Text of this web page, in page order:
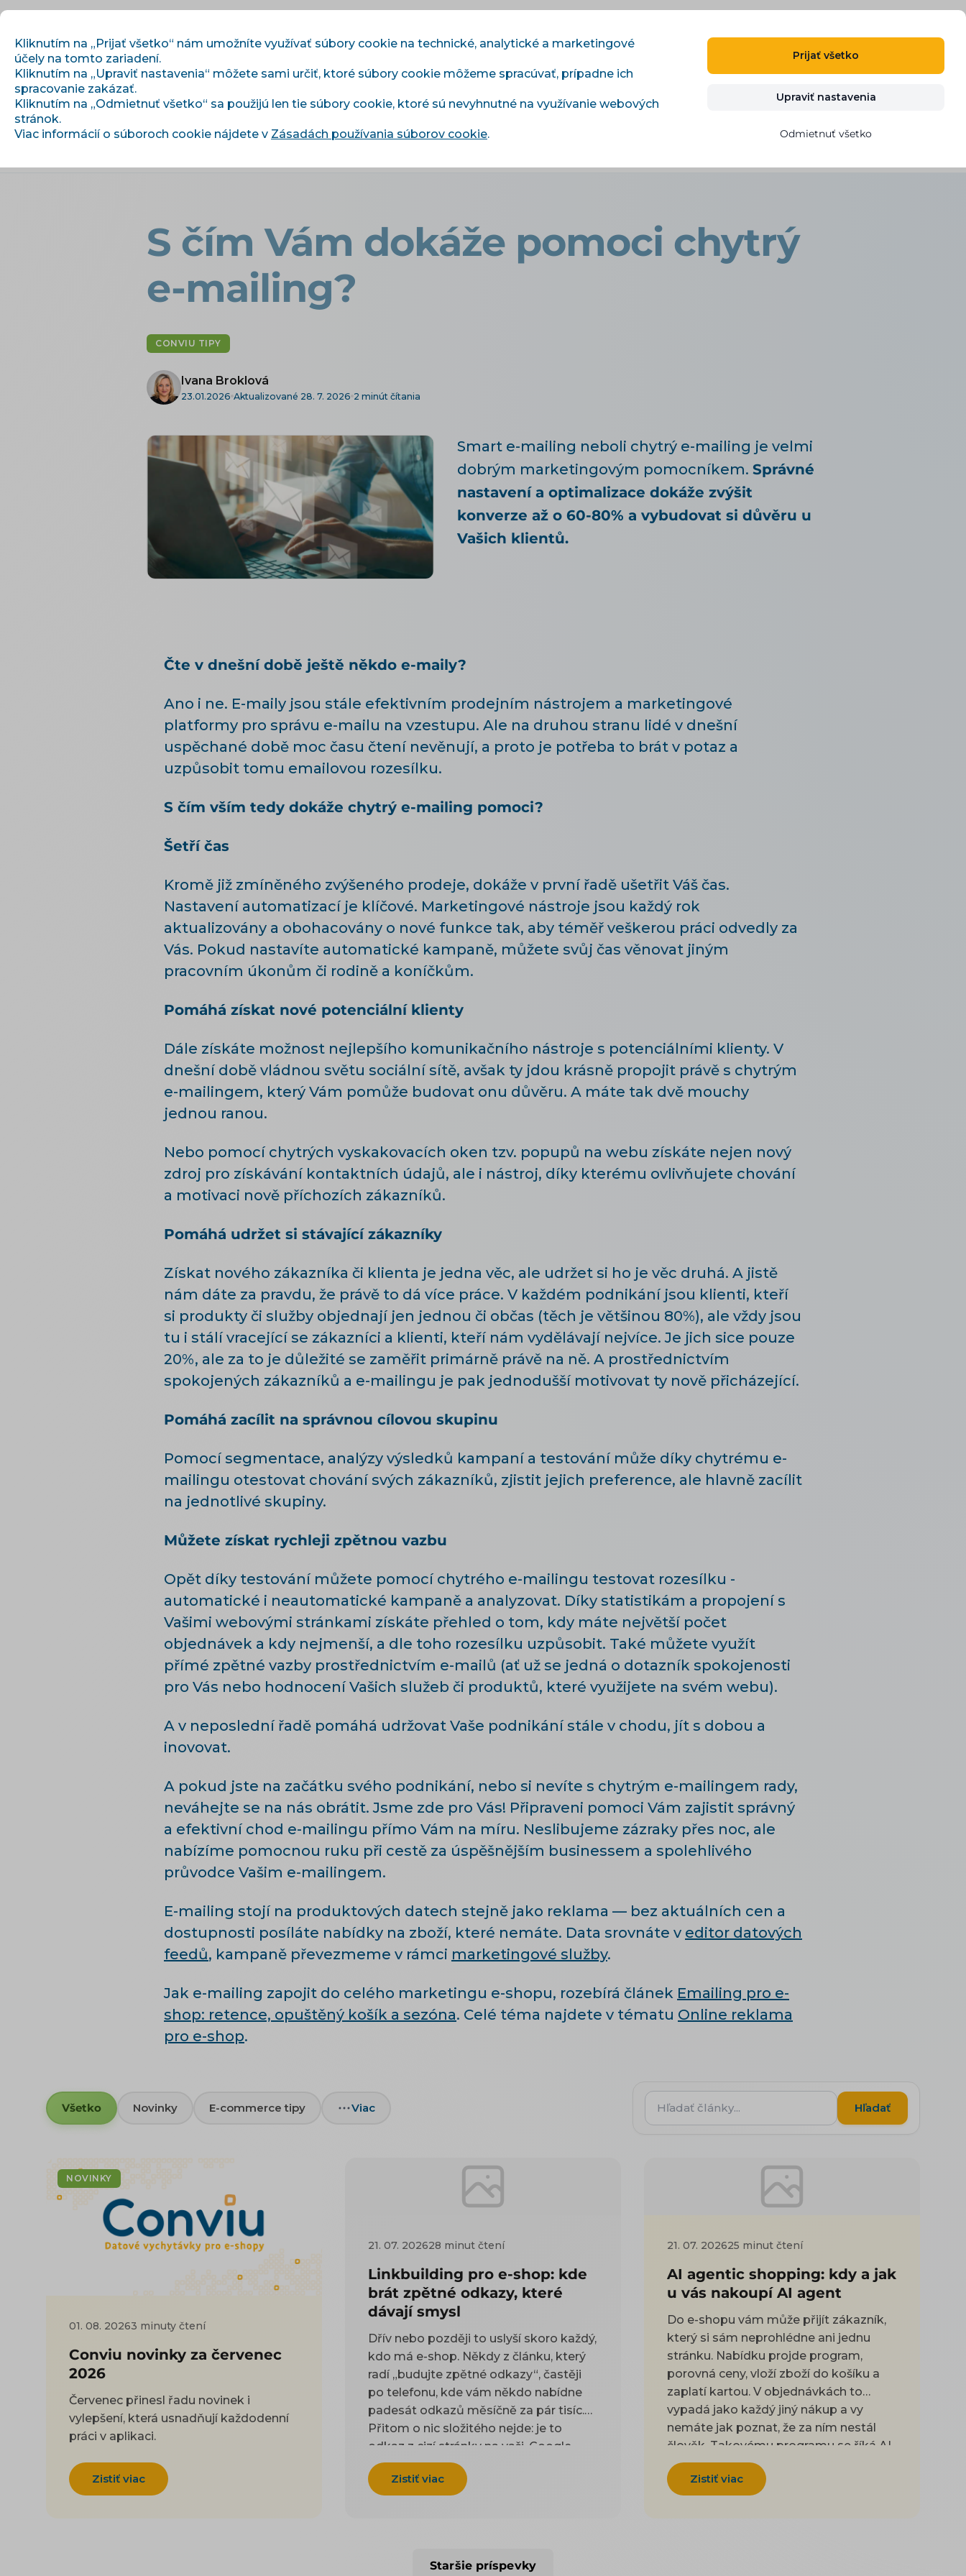
VYSKÚŠAŤ ZDARMA
S čím Vám dokáže pomoci chytrý
e-mailing?
CONVIU TIPY
Ivana Broklová
23.01.2026 Aktualizované 28. 7. 2026 2 minút čítania
Smart e-mailing neboli chytrý e-mailing je velmi
dobrým marketingovým pomocníkem. Správné
nastavení a optimalizace dokáže zvýšit
konverze až o 60-80% a vybudovat si důvěru u
Vašich klientů.
Čte v dnešní době ještě někdo e-maily?
Ano i ne. E-maily jsou stále efektivním prodejním nástrojem a marketingové
platformy pro správu e-mailu na vzestupu. Ale na druhou stranu lidé v dnešní
uspěchané době moc času čtení nevěnují, a proto je potřeba to brát v potaz a
uzpůsobit tomu emailovou rozesílku.
S čím vším tedy dokáže chytrý e-mailing pomoci?
Šetří čas
Kromě již zmíněného zvýšeného prodeje, dokáže v první řadě ušetřit Váš čas.
Nastavení automatizací je klíčové. Marketingové nástroje jsou každý rok
aktualizovány a obohacovány o nové funkce tak, aby téměř veškerou práci odvedly za
Vás. Pokud nastavíte automatické kampaně, můžete svůj čas věnovat jiným
pracovním úkonům či rodině a koníčkům.
Pomáhá získat nové potenciální klienty
Dále získáte možnost nejlepšího komunikačního nástroje s potenciálními klienty. V
dnešní době vládnou světu sociální sítě, avšak ty jdou krásně propojit právě s chytrým
e-mailingem, který Vám pomůže budovat onu důvěru. A máte tak dvě mouchy
jednou ranou.
Nebo pomocí chytrých vyskakovacích oken tzv. popupů na webu získáte nejen nový
zdroj pro získávání kontaktních údajů, ale i nástroj, díky kterému ovlivňujete chování
a motivaci nově příchozích zákazníků.
Pomáhá udržet si stávající zákazníky
Získat nového zákazníka či klienta je jedna věc, ale udržet si ho je věc druhá. A jistě
nám dáte za pravdu, že právě to dá více práce. V každém podnikání jsou klienti, kteří
si produkty či služby objednají jen jednou či občas (těch je většinou 80%), ale vždy jsou
tu i stálí vracející se zákazníci a klienti, kteří nám vydělávají nejvíce. Je jich sice pouze
20%, ale za to je důležité se zaměřit primárně právě na ně. A prostřednictvím
spokojených zákazníků a e-mailingu je pak jednodušší motivovat ty nově přicházející.
Pomáhá zacílit na správnou cílovou skupinu
Pomocí segmentace, analýzy výsledků kampaní a testování může díky chytrému e-
mailingu otestovat chování svých zákazníků, zjistit jejich preference, ale hlavně zacílit
na jednotlivé skupiny.
Můžete získat rychleji zpětnou vazbu
Opět díky testování můžete pomocí chytrého e-mailingu testovat rozesílku -
automatické i neautomatické kampaně a analyzovat. Díky statistikám a propojení s
Vašimi webovými stránkami získáte přehled o tom, kdy máte největší počet
objednávek a kdy nejmenší, a dle toho rozesílku uzpůsobit. Také můžete využít
přímé zpětné vazby prostřednictvím e-mailů (ať už se jedná o dotazník spokojenosti
pro Vás nebo hodnocení Vašich služeb či produktů, které využijete na svém webu).
A v neposlední řadě pomáhá udržovat Vaše podnikání stále v chodu, jít s dobou a
inovovat.
A pokud jste na začátku svého podnikání, nebo si nevíte s chytrým e-mailingem rady,
neváhejte se na nás obrátit. Jsme zde pro Vás! Připraveni pomoci Vám zajistit správný
a efektivní chod e-mailingu přímo Vám na míru. Neslibujeme zázraky přes noc, ale
nabízíme pomocnou ruku při cestě za úspěšnějším businessem a spolehlivého
průvodce Vašim e-mailingem.
E-mailing stojí na produktových datech stejně jako reklama — bez aktuálních cen a
dostupnosti posíláte nabídky na zboží, které nemáte. Data srovnáte v editor datových
feedů, kampaně převezmeme v rámci marketingové služby.
Jak e-mailing zapojit do celého marketingu e-shopu, rozebírá článek Emailing pro e-
shop: retence, opuštěný košík a sezóna. Celé téma najdete v tématu Online reklama
pro e-shop.
Všetko Novinky E-commerce tipy Viac
Hľadať
články...
Hľadať
NOVINKY
01. 08. 20263 minuty čtení
Conviu novinky za červenec
2026
Červenec přinesl řadu novinek i
vylepšení, která usnadňují každodenní
práci v aplikaci.
Zistiť viac
21. 07. 202628 minut čtení
Linkbuilding pro e-shop: kde
brát zpětné odkazy, které
dávají smysl
Dřív nebo později to uslyší skoro každý,
kdo má e-shop. Někdy z článku, který
radí „budujte zpětné odkazy“, častěji
po telefonu, kde vám někdo nabídne
padesát odkazů měsíčně za pár tisíc.
Přitom o nic složitého nejde: je to
odkaz z cizí stránky na vaši. Google
takové odkazy odjakživa bere jako
doporučení — čím víc důvěryhodných
webů na vás ukazuje, tím spíš vám
dva druhy rad a ani jeden vám
Zistiť viac
21. 07. 202625 minut čtení
AI agentic shopping: kdy a jak
u vás nakoupí AI agent
Do e-shopu vám může přijít zákazník,
který si sám neprohlédne ani jednu
stránku. Nabídku projde program,
porovná ceny, vloží zboží do košíku a
zaplatí kartou. V objednávkách to
vypadá jako každý jiný nákup a vy
nemáte jak poznat, že za ním nestál
člověk. Takovému programu se říká AI
agent. Řeknete mu, co potřebujete
koupit, a on to obstará za vás.
Podobně jako když pošlete někoho z
Zistiť viac
Staršie príspevky
Kliknutím na „Prijať všetko“ nám umožníte využívať súbory cookie na technické, analytické a marketingové
účely na tomto zariadení.
Kliknutím na „Upraviť nastavenia“ môžete sami určiť, ktoré súbory cookie môžeme spracúvať, prípadne ich
spracovanie zakázať.
Kliknutím na „Odmietnuť všetko“ sa použijú len tie súbory cookie, ktoré sú nevyhnutné na využívanie webových
stránok.
Viac informácií o súboroch cookie nájdete v Zásadách používania súborov cookie.
Prijať všetko
Upraviť nastavenia
Odmietnuť všetko